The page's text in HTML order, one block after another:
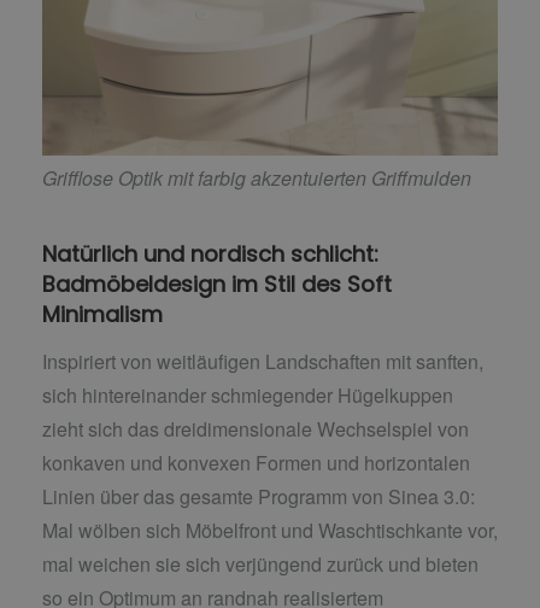
Grifflose Optik mit farbig akzentuierten Griffmulden
Natürlich und nordisch schlicht:
Badmöbeldesign im Stil des Soft
Minimalism
Inspiriert von weitläufigen Landschaften mit sanften,
sich hintereinander schmiegender Hügelkuppen
zieht sich das dreidimensionale Wechselspiel von
konkaven und konvexen Formen und horizontalen
Linien über das gesamte Programm von Sinea 3.0:
Mal wölben sich Möbelfront und Waschtischkante vor,
mal weichen sie sich verjüngend zurück und bieten
so ein Optimum an randnah realisiertem